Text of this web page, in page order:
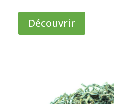
Découvrir
peuvent
être